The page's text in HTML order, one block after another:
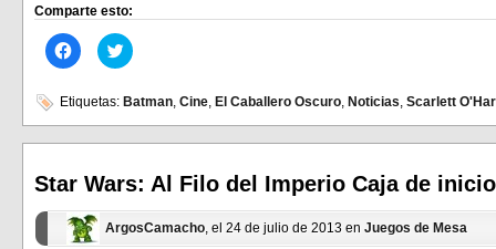
Comparte esto:
Haz
clic
en
Facebook
(Se
abre
ventana
nueva)
Haz
clic
en
(Se
abre
ventana
nueva)
Etiquetas: Batman, Cine, El Caballero Oscuro, Noticias, Scarlett
Star Wars: Al Filo del Imperio Caja de inicio
ArgosCamacho, el 24 de julio de 2013 en Juegos de Mesa